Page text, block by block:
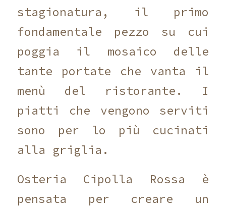
stagionatura, il primo
fondamentale pezzo su cui
poggia il mosaico delle
tante portate che vanta il
menù del ristorante. I
piatti che vengono serviti
sono per lo più cucinati
alla griglia.
Osteria Cipolla Rossa è
pensata per creare un